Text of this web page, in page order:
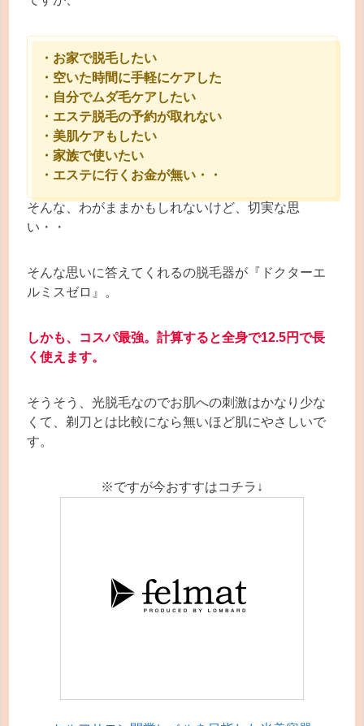
・お家で脱毛したい
・空いた時間に手軽にケアした
・自分でムダ毛ケアしたい
・エステ脱毛の予約が取れない
・美肌ケアもしたい
・家族で使いたい
・エステに行くお金が無い・・
そんな、わがままかもしれないけど、切実な思
い・・
そんな思いに答えてくれるの脱毛器が『ドクターエ
ルミスゼロ』。
しかも、コスパ最強。計算すると全身で12.5円で長
く使えます。
そうそう、光脱毛なのでお肌への刺激はかなり少な
くて、剃刀とは比較になら無いほど肌にやさしいで
す。
※ですが今おすすはコチラ↓